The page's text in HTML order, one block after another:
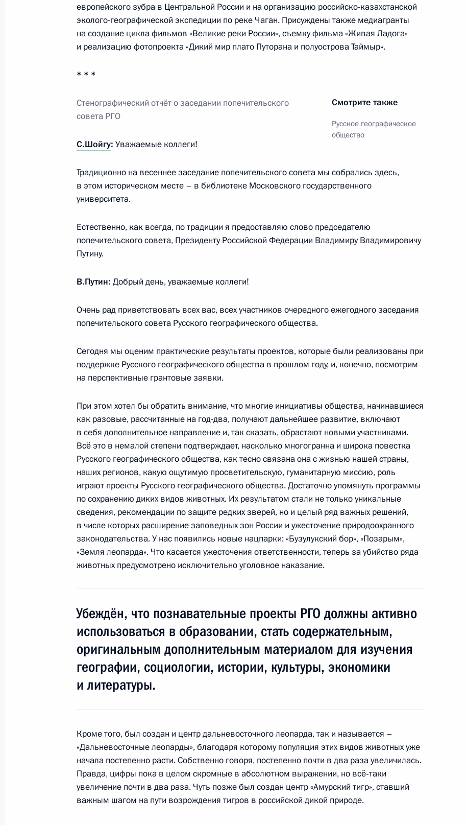
Селекторное совещание с руководством Министерства обороны
16 сентября 2013 года, 16:00
14 августа 2013 года, 12:45
23 июля 2013 года, 17:00
12 июля 2013 года, 17:40
Рабочая встреча с Министром обороны Сергеем Шойгу
Встреча с ветеранами Великой Отечественной войны
12 июля 2013 года, 16:45
Селекторное совещание по ситуации на полигоне в Самарской
области
19 июня 2013 года, 10:45
Рабочая встреча с Министром обороны Сергеем Шойгу
31 мая 2013 года, 15:00
Совещание с руководством Министерства обороны
Военные учения в районе Чёрного моря
29 марта 2013 года, 16:00
В День защитника Отечества Президент возложил венок
Президенту представлен План обороны Российской Федерации
29 января 2013 года, 13:00
европейского зубра в Центральной России и на организацию российско-казахстанской
эколого-географической экспедиции по реке Чаган. Присуждены также медиагранты
на создание цикла фильмов «Великие реки России», съемку фильма «Живая Ладога»
и реализацию фотопроекта «Дикий мир плато Путорана и полуострова Таймыр».
* * *
Смотрите также
Русское географическое
общество
Стенографический отчёт о заседании попечительского
совета РГО
С.Шойгу: Уважаемые коллеги!
Традиционно на весеннее заседание попечительского совета мы собрались здесь,
в этом историческом месте – в библиотеке Московского государственного
университета.
Естественно, как всегда, по традиции я предоставляю слово председателю
попечительского совета, Президенту Российской Федерации Владимиру Владимировичу
Путину.
В.Путин: Добрый день, уважаемые коллеги!
Очень рад приветствовать всех вас, всех участников очередного ежегодного заседания
попечительского совета Русского географического общества.
Сегодня мы оценим практические результаты проектов, которые были реализованы при
поддержке Русского географического общества в прошлом году, и, конечно, посмотрим
на перспективные грантовые заявки.
При этом хотел бы обратить внимание, что многие инициативы общества, начинавшиеся
как разовые, рассчитанные на год-два, получают дальнейшее развитие, включают
в себя дополнительное направление и, так сказать, обрастают новыми участниками.
Всё это в немалой степени подтверждает, насколько многогранна и широка повестка
Русского географического общества, как тесно связана она с жизнью нашей страны,
наших регионов, какую ощутимую просветительскую, гуманитарную миссию, роль
играют проекты Русского географического общества. Достаточно упомянуть программы
по сохранению диких видов животных. Их результатом стали не только уникальные
сведения, рекомендации по защите редких зверей, но и целый ряд важных решений,
в числе которых расширение заповедных зон России и ужесточение природоохранного
законодательства. У нас появились новые нацпарки: «Бузулукский бор», «Позарым»,
«Земля леопарда». Что касается ужесточения ответственности, теперь за убийство ряда
животных предусмотрено исключительно уголовное наказание.
Убеждён, что познавательные проекты РГО должны активно
использоваться в образовании, стать содержательным,
оригинальным дополнительным материалом для изучения
географии, социологии, истории, культуры, экономики
и литературы.
Кроме того, был создан и центр дальневосточного леопарда, так и называется –
«Дальневосточные леопарды», благодаря которому популяция этих видов животных уже
начала постепенно расти. Собственно говоря, постепенно почти в два раза увеличилась.
Правда, цифры пока в целом скромные в абсолютном выражении, но всё‑таки
увеличение почти в два раза. Чуть позже был создан центр «Амурский тигр», ставший
важным шагом на пути возрождения тигров в российской дикой природе.